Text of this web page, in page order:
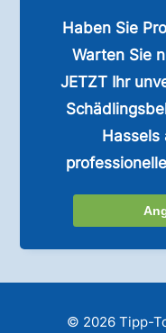
Haben Sie
Warten Sie
JETZT Ihr
Hassels
© 2026 Tipp-